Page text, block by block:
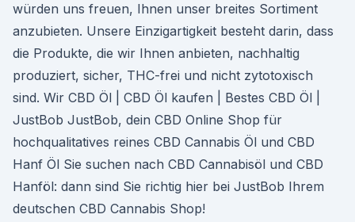
würden uns freuen, Ihnen unser breites Sortiment
anzubieten. Unsere Einzigartigkeit besteht darin, dass
die Produkte, die wir Ihnen anbieten, nachhaltig
produziert, sicher, THC-frei und nicht zytotoxisch
sind. Wir CBD Öl | CBD Öl kaufen | Bestes CBD Öl |
JustBob JustBob, dein CBD Online Shop für
hochqualitatives reines CBD Cannabis Öl und CBD
Hanf Öl Sie suchen nach CBD Cannabisöl und CBD
Hanföl: dann sind Sie richtig hier bei JustBob Ihrem
deutschen CBD Cannabis Shop!